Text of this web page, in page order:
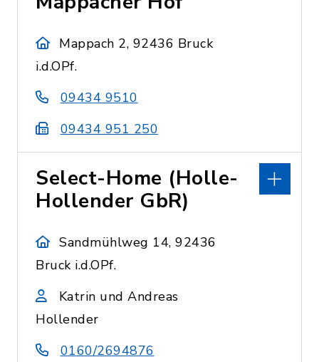
Mappach 2, 92436 Bruck
i.d.OPf.
09434 9510
09434 951 250
Select-Home (Holle-
Hollender GbR)
Sandmühlweg 14, 92436
Bruck i.d.OPf.
Katrin und Andreas
Hollender
0160/2694876